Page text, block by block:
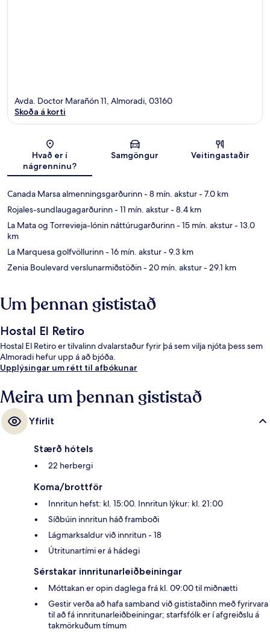
Kort
Avda. Doctor Marañón 11, Almoradi, 03160
Skoða á korti
Hvað er í
nágrenninu?
Samgöngur Veitingastaðir
Canada Marsa almenningsgarðurinn- 8 mín. akstur- 7.0 km
Rojales-sundlaugagarðurinn- 11 mín. akstur- 8.4 km
La Mata og Torrevieja-lónin náttúrugarðurinn- 15 mín. akstur- 13.0
km
La Marquesa golfvöllurinn- 16 mín. akstur- 9.3 km
Zenia Boulevard verslunarmiðstöðin- 20 mín. akstur- 29.1 km
Um þennan gististað
Hostal El Retiro
Hostal El Retiro er tilvalinn dvalarstaður fyrir þá sem vilja njóta þess sem
Almoradi hefur upp á að bjóða.
Upplýsingar um rétt til afbókunar
Meira um þennan gististað
Yfirlit
Stærð hótels
22 herbergi
Koma/brottför
Innritun hefst: kl. 15:00. Innritun lýkur: kl. 21:00
Síðbúin innritun háð framboði
Lágmarksaldur við innritun - 18
Útritunartími er á hádegi
Sérstakar innritunarleiðbeiningar
Móttakan er opin daglega frá kl. 09:00 til miðnætti
Gestir verða að hafa samband við gististaðinn með fyrirvara
til að fá innritunarleiðbeiningar; starfsfólk er í afgreiðslu á
takmörkuðum tímum